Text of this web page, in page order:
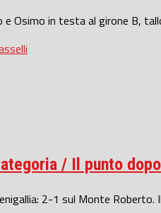
e Osimo in testa al girone B,
/ Il punto
2-1 sul Monte